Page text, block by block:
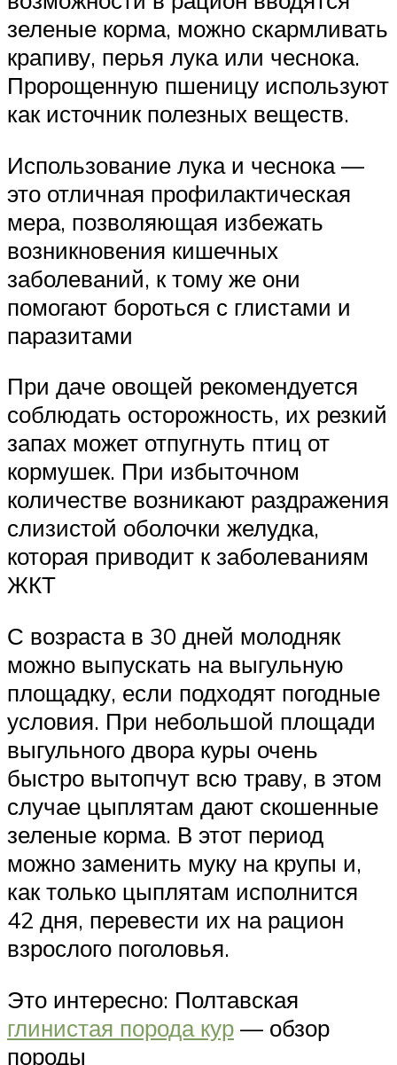
зеленые корма, можно скармливать
крапиву, перья лука или чеснока.
Пророщенную пшеницу используют
как источник полезных веществ.
Использование лука и чеснока —
это отличная профилактическая
мера, позволяющая избежать
возникновения кишечных
заболеваний, к тому же они
помогают бороться с глистами и
паразитами
При даче овощей рекомендуется
соблюдать осторожность, их резкий
запах может отпугнуть птиц от
кормушек. При избыточном
количестве возникают раздражения
слизистой оболочки желудка,
которая приводит к заболеваниям
ЖКТ
С возраста в 30 дней молодняк
можно выпускать на выгульную
площадку, если подходят погодные
условия. При небольшой площади
выгульного двора куры очень
быстро вытопчут всю траву, в этом
случае цыплятам дают скошенные
зеленые корма. В этот период
можно заменить муку на крупы и,
как только цыплятам исполнится
42 дня, перевести их на рацион
взрослого поголовья.
Это интересно: Полтавская
глинистая порода кур — обзор
породы